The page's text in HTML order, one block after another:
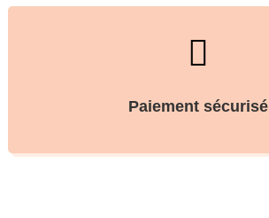

Paiement sécurisé